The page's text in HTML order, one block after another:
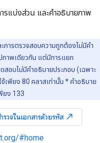
รแบ่งส่วน และคำอธิบายภาพ
การตรวจสอบความถูกต้องไม่มีคำ
ภาพเดียวกัน แต่มีการแยก
อบไม่มีคำอธิบายประกอบ (เฉพาะ
เพียง 80 คลาสเท่านั้น * คำอธิบาย
ยง 133
รวจในเอกสารด้วยรหัส north_east
#home